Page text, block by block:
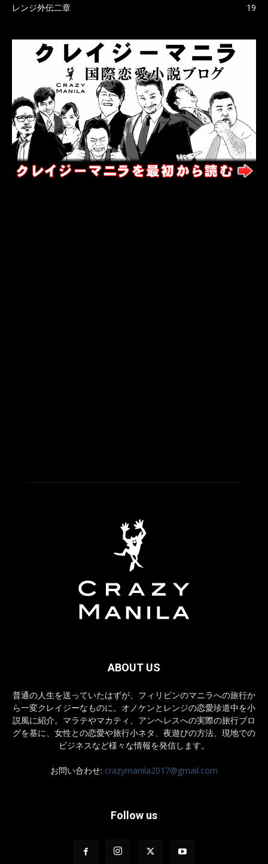
レンジ外伝二章
19
ABOUT US
普通の人生を送っていたはずが、フィリピンのマニラへの旅行か
ら一変クレイジーなものに。オノケンとレンジの恋愛珍道中を小
説風に紹介。マラテやマカティ、アンヘレスへの実際の旅行ブロ
グを基に、女性との恋愛や旅行小ネタ、夜遊びの方法、現地での
ビジネスなど様々な情報を発信します。
お問い合わせ: crazymanila2017@gmail.com
Follow us